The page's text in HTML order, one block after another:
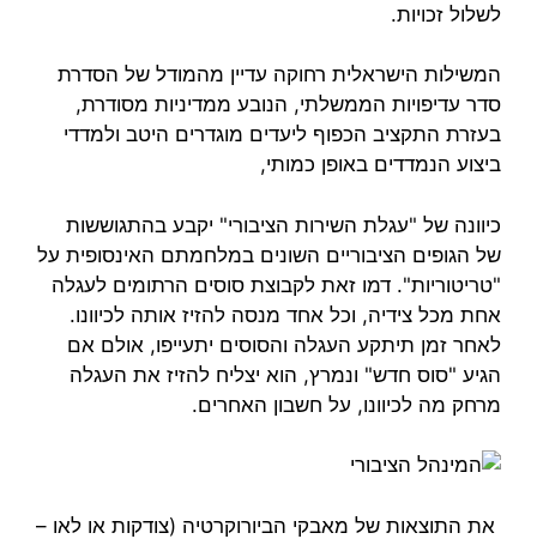
לשלול זכויות.
המשילות הישראלית רחוקה עדיין מהמודל של הסדרת
סדר עדיפויות הממשלתי, הנובע ממדיניות מסודרת,
בעזרת התקציב הכפוף ליעדים מוגדרים היטב ולמדדי
ביצוע הנמדדים באופן כמותי,
כיוונה של "עגלת השירות הציבורי" יקבע בהתגוששות
של הגופים הציבוריים השונים במלחמתם האינסופית על
"טריטוריות". דמו זאת לקבוצת סוסים הרתומים לעגלה
אחת מכל צידיה, וכל אחד מנסה להזיז אותה לכיוונו.
לאחר זמן תיתקע העגלה והסוסים יתעייפו, אולם אם
הגיע "סוס חדש" ונמרץ, הוא יצליח להזיז את העגלה
מרחק מה לכיוונו, על חשבון האחרים.
את התוצאות של מאבקי הביורוקרטיה (צודקות או לאו –